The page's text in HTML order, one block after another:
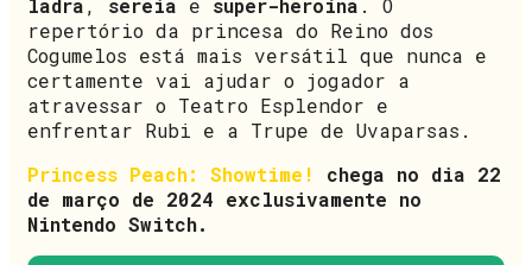
ladra, sereia e super-heroína . O
repertório da princesa do Reino dos
Cogumelos está mais versátil que nunca e
certamente vai ajudar o jogador a
atravessar o Teatro Esplendor e
enfrentar Rubi e a Trupe de Uvaparsas.
Princess Peach: Showtime!
chega no dia 22
de março de 2024 exclusivamente no
Nintendo Switch.